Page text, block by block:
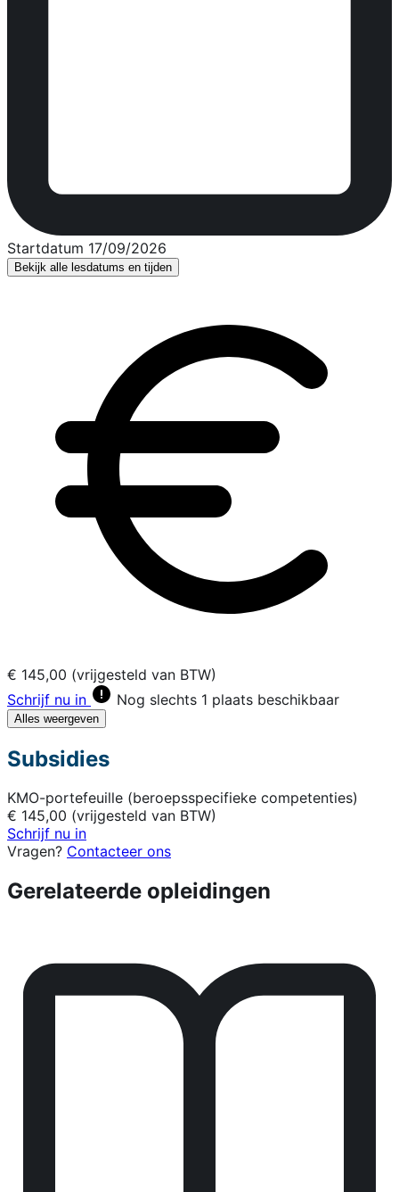
Startdatum 17/09/2026
Bekijk alle lesdatums en tijden
€ 145,00 (vrijgesteld van BTW)
Schrijf nu in
Nog slechts 1 plaats beschikbaar
Alles weergeven
Subsidies
KMO-portefeuille (beroepsspecifieke competenties)
€ 145,00 (vrijgesteld van BTW)
Schrijf nu in
Vragen? Contacteer ons
Gerelateerde opleidingen